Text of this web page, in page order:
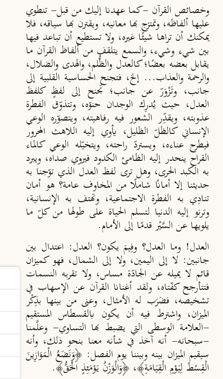
وخصائص القرآن -كما عهدنا إليك من قبل- تنطوي
عليها ألفاظه، وتمتزج بها معانيه، ويقترن بها سياقه، فلا
يمكنك أن تراها شيئًا غيره، ولا تستطيع أن تباعد فيها
بين شيء وشيء، والسمع يتلقف من ألفاظ القرآن ما
يقابل بعضه بعضًا؛ كالعدل والظُّلم، والهدى والضلال،
والرحمة والعذاب... إلخ، فتجنح الحساسية القلبية إلى
جانب، وتزْورعن جانب؛ تجنح إلى لفظٍ كلفظ
العدل، حيث يدرك الوجدان حنوه، وتتذوّق الفطرة
عذوبته، ويقدر الشعور فيه رفاهيته، ويتصوره الوعي
الإنساني كالظلّ الظليل، يأوي إليه اللاهث المحرور
فيطرح عناءه، ويسترد راحته، ويتخيله الوعي كالماء
القراح ينحدر إليه الظامئ الكدود فيروي صداه، ويبرد
به الكبد الحرى، وهل ترى لفظ العدل الذي توّجنا به
حديثنا إلا أمانًا شاملًا من المخاوف عامة؟ هو أمان
تنادِي به الفطرة الاجتماعية، وتهتف به الإنسانية،
وترنو إليه الدنيا لتسلم الحياة على طولها من كلّ ما
يلويها عن السَّيْر قدمًا إلى الأمام.
العدل! وما العدل؟ وفِيمَ يكون؟ العدل: اعتدال بين
جانبين: لا إلى اليمين، ولا إلى الشمال، فهو كميزان
قائم لا يميله عن الجادة مساس، ولا تقربه النسمات
فتتأرجح كفتاه، ولقد أغنانا القرآن عن الإسهاب في
تشخيصه، فضرب له الأمثال، وعنى من بينها بذِكْر
الميزان، واشترط فيه أن يكون بالقسطاس المستقيم
-العلامة الوسطى التي يضبط بها التساوي- وعلَّمنا
-سبحانه- أنه آخذ في شأنه معنا بنحو ذلك، وأنه
سيقيم الميزان بينه وبيننا يوم الفصل: ﴿وَنَضَعُ الْمَوَازِينَ
الْقِسْطَ لِيَوْمِ الْقِيَامَةِ﴾، ﴿وَالْوَزْنُ يَوْمَئِذٍ الْحَقُّ﴾.